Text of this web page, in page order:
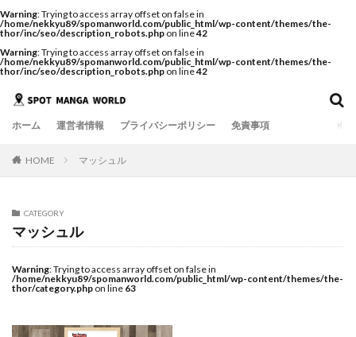
Warning: Trying to access array offset on false in
/home/nekkyu89/spomanworld.com/public_html/wp-content/themes/the-
thor/inc/seo/description_robots.php on line42
Warning: Trying to access array offset on false in
/home/nekkyu89/spomanworld.com/public_html/wp-content/themes/the-
thor/inc/seo/description_robots.php on line42
ホーム 運営者情報 プライバシーポリシー 免責事項
HOME マッシュル
CATEGORY
マッシュル
Warning: Trying to access array offset on false in
/home/nekkyu89/spomanworld.com/public_html/wp-content/themes/the-
thor/category.php on line 63